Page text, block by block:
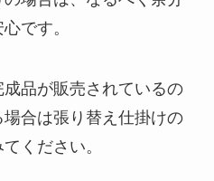
です。
品が販売されているの
合は張り替え仕掛けの
ください。